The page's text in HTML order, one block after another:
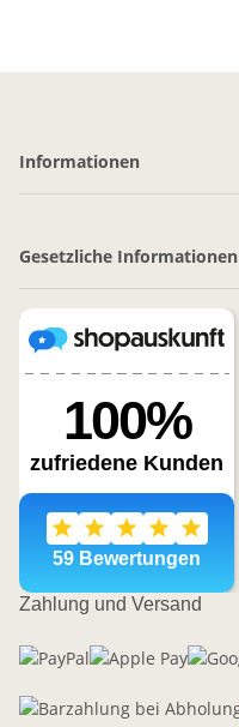
Informationen
Gesetzliche Informationen
Zahlung und Versand